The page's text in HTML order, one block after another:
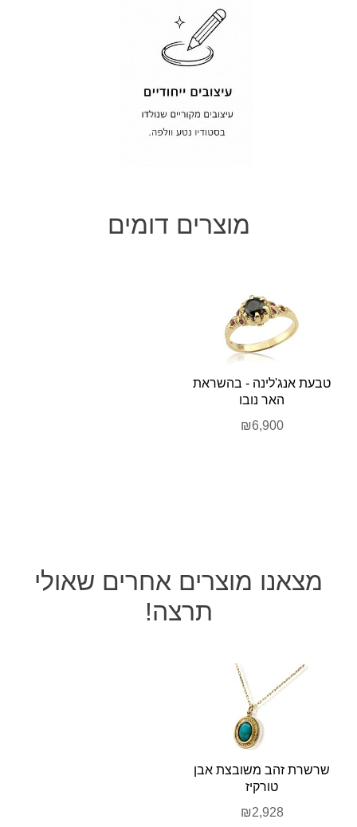
מוצרים דומים
טבעת אנג'לינה - בהשראת
האר נובו
₪6,900
מצאנו מוצרים אחרים שאולי
תרצה!
שרשרת זהב משובצת אבן
טורקיז
₪2,928